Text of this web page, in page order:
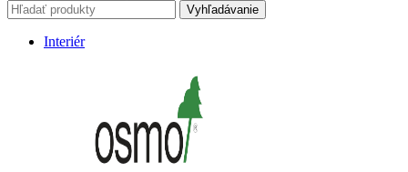
Vyhľadávanie
Interiér